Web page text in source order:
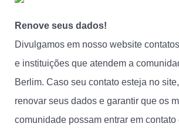
Renove seus dados!
Divulgamos em nosso website
e instituições que atendem a
Berlim. Caso seu contato esteja no
renovar seus dados e garantir que os
comunidade possam entrar em contato